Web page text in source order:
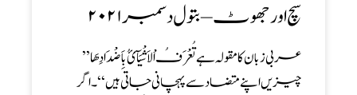
سچ اور جھوٹ – بتول دسمبر ۲۰۲۱
عربی زبان کا مقولہ ہے تُعْرَفُ اْلاَ شْیَآئُ بِاَضْدَ ادِھَا’’
چیزیں اپنے متضاد سے پہچانی جاتی ہیں ‘‘۔اگر